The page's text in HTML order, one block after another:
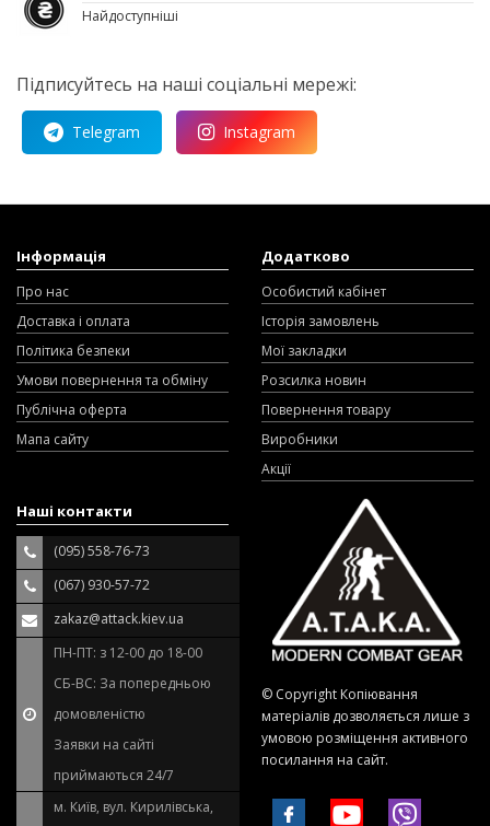
Найдоступніші
Підписуйтесь на наші соціальні мережі:
Telegram Instagram
Інформація
Про нас
Доставка і оплата
Політика безпеки
Умови повернення та обміну
Публічна оферта
Мапа сайту
Додатково
Особистий кабінет
Історія замовлень
Мої закладки
Розсилка новин
Повернення товару
Виробники
Акції
Наші контакти
(095) 558-76-73
(067) 930-57-72
zakaz@attack.kiev.ua
ПН-ПТ: з 12-00 до 18-00
СБ-ВС: За попередньою
домовленістю
Заявки на сайті
приймаються 24/7
м. Київ, вул. Кирилівська,
© Copyright Копіювання
матеріалів дозволяється лише з
умовою розміщення активного
посилання на сайт.